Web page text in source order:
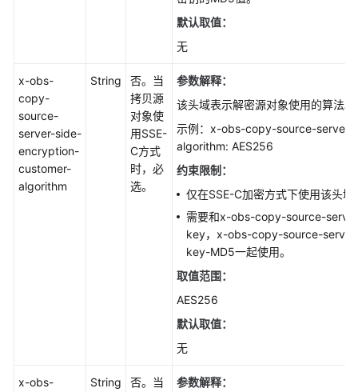
默认取值：
无
x-obs-
copy-
source-
server-side-
encryption-
customer-
algorithm
String
否。当
拷贝源
对象使
用SSE-
C方式
时，必
选。
参数解释：
该头域表示解密源对象使用的算法。
示例：x-obs-copy-source-
algorithm: AES256
约束限制：
仅在SSE-C加密方式下使用该头域
需要和x-obs-copy-source-
key，x-obs-copy-source-
key-MD5一起使用。
取值范围：
AES256
默认取值：
无
x-obs-
String
否。当
参数解释：